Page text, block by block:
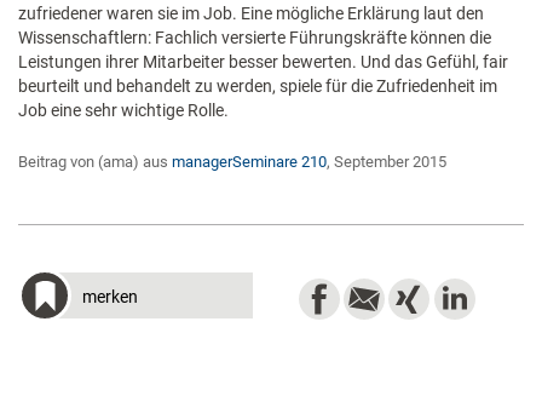
zufriedener waren sie im Job. Eine mögliche Erklärung laut den
Wissenschaftlern: Fachlich versierte Führungskräfte können die
Leistungen ihrer Mitarbeiter besser bewerten. Und das Gefühl, fair
beurteilt und behandelt zu werden, spiele für die Zufriedenheit im
Job eine sehr wichtige Rolle.
Beitrag von (ama) aus managerSeminare 210, September 2015
merken